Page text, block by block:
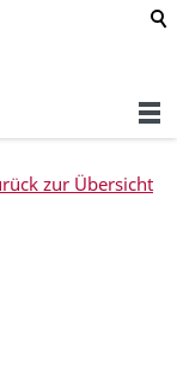
zur Übersicht